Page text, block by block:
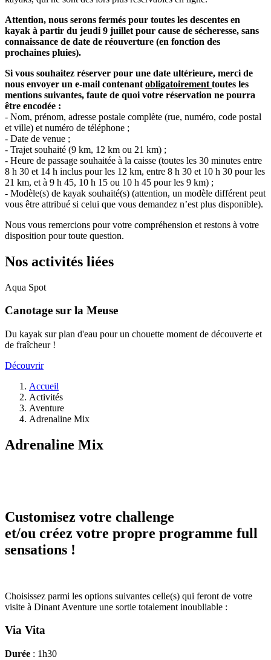
Attention, nous serons fermés pour toutes les descentes en
kayak à partir du jeudi 9 juillet pour cause de sécheresse, sans
connaissance de date de réouverture (en fonction des
prochaines pluies).
Si vous souhaitez réserver pour une date ultérieure, merci de
nous envoyer un e-mail contenant obligatoirement toutes les
mentions suivantes, faute de quoi votre réservation ne pourra
être encodée :
- Nom, prénom, adresse postale complète (rue, numéro, code postal
et ville) et numéro de téléphone ;
- Date de venue ;
- Trajet souhaité (9 km, 12 km ou 21 km) ;
- Heure de passage souhaitée à la caisse (toutes les 30 minutes entre
8 h 30 et 14 h inclus pour les 12 km, entre 8 h 30 et 10 h 30 pour les
21 km, et à 9 h 45, 10 h 15 ou 10 h 45 pour les 9 km) ;
- Modèle(s) de kayak souhaité(s) (attention, un modèle différent peut
vous être attribué si celui que vous demandez n’est plus disponible).
Nous vous remercions pour votre compréhension et restons à votre
disposition pour toute question.
Nos activités liées
Aqua Spot
Canotage sur la Meuse
Du kayak sur plan d'eau pour un chouette moment de découverte et
de fraîcheur !
Découvrir
Fil
d'Ariane
Accueil
Activités
Aventure
Adrenaline Mix
Adrenaline Mix
Customisez votre challenge
et/ou créez votre propre programme full
sensations !
Choisissez parmi les options suivantes celle(s) qui feront de votre
visite à Dinant Aventure une sortie totalement inoubliable :
Via Vita
Durée : 1h30